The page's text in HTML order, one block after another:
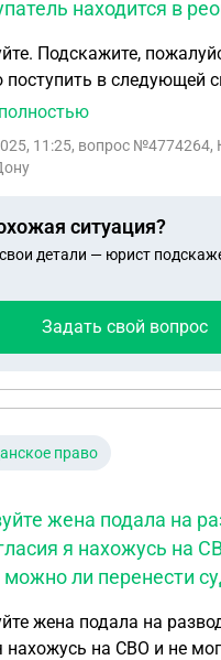
находится в
Подскажите,
поступить в следующей
был заключен
обязательства.
по качеству не
в постоплату. Срок
нарушен. Поставщик
подать иск в суд. Но
в реорганизации, путем
но оставлена без
долга или надо ждать
11:25, вопрос №4774264,
ситуация?
детали — юрист
Задать свой вопрос
право
жена подала на
я нахожусь на
можно ли перенести
жена подала на
нахожусь на СВО и не